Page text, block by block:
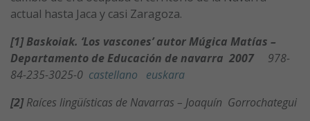
actual hasta Jaca y casi Zaragoza.
[1] Baskoiak. ‘Los vascones’ autor Múgica Matías –
Departamento de Educación de navarra 2007 978-
84-235-3025-0 castellano
euskara
[2]Raíces lingüísticas de Navarras – Joaquín Gorrochategui